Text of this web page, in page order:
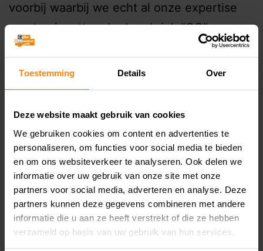
Toestemming Details Over
Deze website maakt gebruik van cookies
We gebruiken cookies om content en advertenties te
personaliseren, om functies voor social media te bieden
en om ons websiteverkeer te analyseren. Ook delen we
informatie over uw gebruik van onze site met onze
partners voor social media, adverteren en analyse. Deze
partners kunnen deze gegevens combineren met andere
informatie die u aan ze heeft verstrekt of die ze hebben
verzameld op basis van uw gebruik van hun services.
voorbij waarbij we echt al onze expertise
moeten inzetten. In de rubriek “CC”
(CijferMeester Cases) laten we graag zien
wat onze CijferMeesters…
Continue reading
Categorized asCases
Starten als ondernemer?
Begin goed voorbereid,
dat scheelt veel geld!